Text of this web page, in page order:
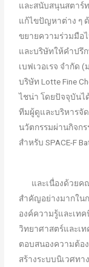
และสนับสนุนสตาร์
แก้ไขปัญหาต่าง ๆ
ขยายความร่วมมือ
และบริษัทให้คำปรึ
เบฟเวอเรจ จำกัด
บริษัท Lotte Fine
ไชน่า โดยปัจจุบันไ
ทีมผู้ดูและบริหารจั
นวัตกรรมผ่านกิจก
สำหรับ SPACE-F
และเนื่องด้วยค
สำคัญอย่างมากใน
องค์ความรู้และเท
วิทยาศาสตร์และเ
ตอบสนองความต้อ
สร้างระบบนิเวศทา